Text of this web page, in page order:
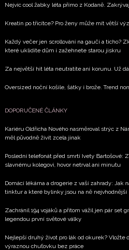
Nejvíc cool žabky léta přímo z Kodaně.
Kreatin po třicítce? Pro ženy může mít větší
Každý večer jen scrollování na gauči a ticho?
které uklidíte dům i zažehnete starou jiskru
Za největší hit léta neutratíte ani korunu. Už
Oversized noční košile, šátky i brože. Trend
DOPORUČENÉ ČLÁNKY
Kariéru Oldřicha Nového nasměroval strýc z
měl původně živit zcela jinak
Poslední telefonát před smrtí Ivety Bartošové:
slavnému kolegovi, hovor netrval ani minutu
Domácí lékárna a drogerie z vaší zahrady: Jak
tinktur a které bylinky jsou na ně nejvhodnější
Zachránil 194 vojáků a přitom vážil jen pár set
legendou první světové války
Nejlepší druhý život pro lák od okurek? Vložte
výraznou chuťovku bez práce